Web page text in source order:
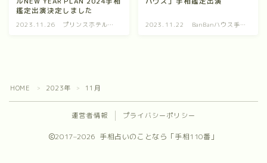
イベント依頼
お問合せ
鑑定出演決定しました
2023.11.26
プリンスホテルニ
2023.11.22
BanBanハウス手相
HOME ＞ 2023年 ＞ 11月
運営者情報 プライバシーポリシー
2017–2026 手相占いのことなら「手相110番」